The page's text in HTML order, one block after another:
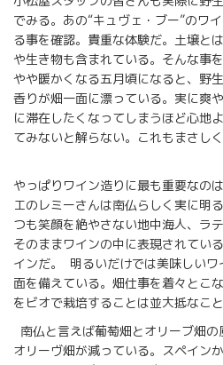
でみる。あの“キュヴェ・ブー”のワ
る事を確認。貴重な体験だ。土壌と
や生き物も含まれている。そんな事
やや暖かくなる五月頃になると、野
香りが畑一面に漂っている。実に爽
に滞在したくなってしまうほど心地
てみないと解らない。これもまさし
やっぱりワイン造りに最も重要なの
エのレミーさんは南仏らしく実に明
つも笑顔を絶やさない地中海人、ラ
そのままワインの中に表現されてい
インだ。
明るいだけでは美味しい
面を備えている。畑仕事を着々とこ
をビオで栽培することは並大抵なこ
南仏と言えば葡萄畑とオリーブ畑
オリーヴ畑が減っている。スペイン